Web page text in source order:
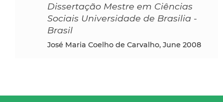
Dissertação Mestre em Ciências
Sociais Universidade de Brasilia -
Brasil
José Maria Coelho de Carvalho, June 2008